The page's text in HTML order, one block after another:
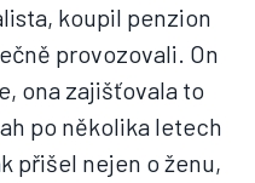
koupil penzion
provozovali. On
ona zajišťovala to
po několika letech
přišel nejen o ženu,